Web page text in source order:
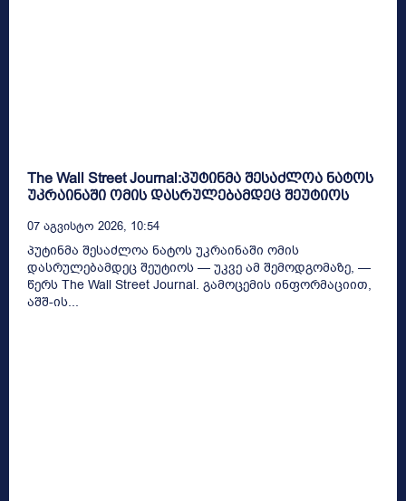
The Wall Street Journal:პუტინმა შესაძლოა ნატოს
უკრაინაში ომის დასრულებამდეც შეუტიოს
07 Აგვისტო 2026, 10:54
პუტინმა შესაძლოა ნატოს უკრაინაში ომის
დასრულებამდეც შეუტიოს — უკვე ამ შემოდგომაზე, —
წერს The Wall Street Journal. გამოცემის ინფორმაციით,
აშშ-ის...